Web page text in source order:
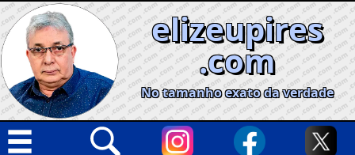
Skip
to
content
elizeupires
.com
No tamanho exato da verdade